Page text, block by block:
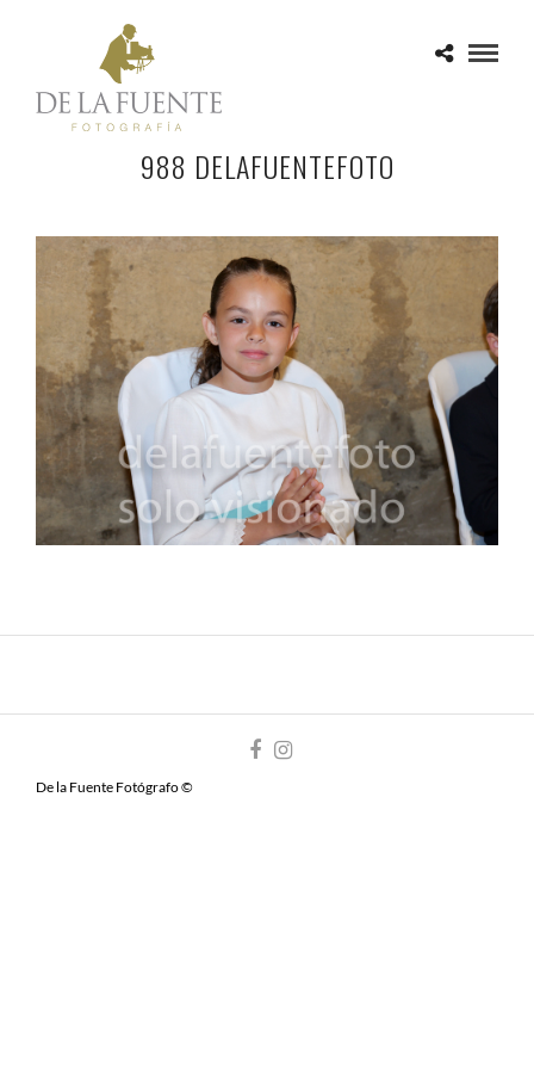
988 DELAFUENTEFOTO
De la Fuente Fotógrafo ©